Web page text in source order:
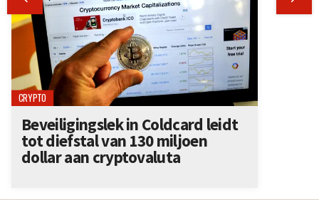
CRYPTO
Beveiligingslek in Coldcard leidt
tot diefstal van 130 miljoen
dollar aan cryptovaluta